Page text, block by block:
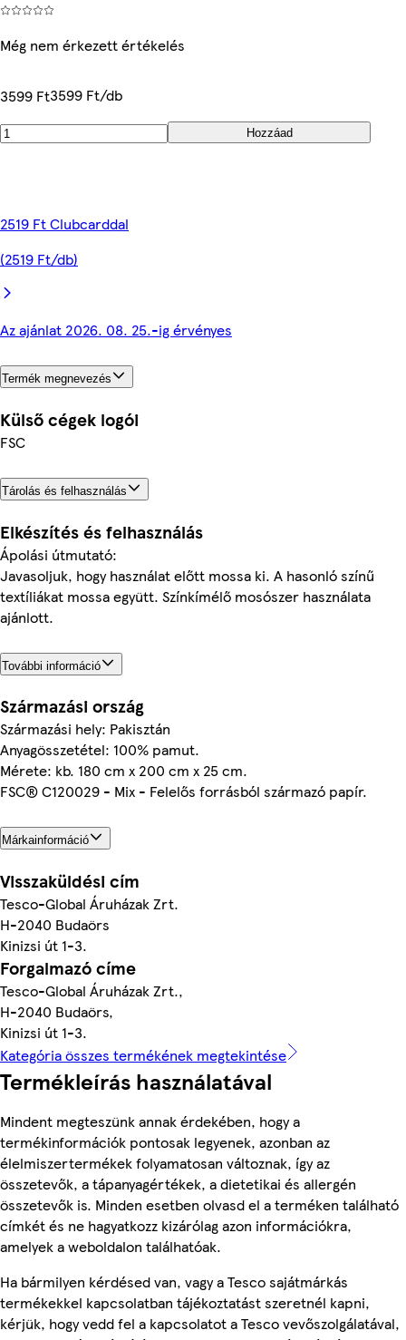
Még nem érkezett értékelés
3599 Ft3599 Ft/db
Hozzáad
2519 Ft Clubcarddal
(2519 Ft/db)
Az ajánlat 2026. 08. 25.-ig érvényes
Termék megnevezés
Külső cégek logói
FSC
Tárolás és felhasználás
Elkészítés és felhasználás
Ápolási útmutató:
Javasoljuk, hogy használat előtt mossa ki. A hasonló színű
textíliákat mossa együtt. Színkímélő mosószer használata
ajánlott.
További információ
Származási ország
Származási hely: Pakisztán
Anyagösszetétel: 100% pamut.
Mérete: kb. 180 cm x 200 cm x 25 cm.
FSC® C120029 - Mix - Felelős forrásból származó papír.
Márkainformáció
Visszaküldési cím
Tesco-Global Áruházak Zrt.
H-2040 Budaörs
Kinizsi út 1-3.
Forgalmazó címe
Tesco-Global Áruházak Zrt.,
H-2040 Budaörs,
Kinizsi út 1-3.
Kategória összes termékének megtekintése
Termékleírás használatával
Mindent megteszünk annak érdekében, hogy a
termékinformációk pontosak legyenek, azonban az
élelmiszertermékek folyamatosan változnak, így az
összetevők, a tápanyagértékek, a dietetikai és allergén
összetevők is. Minden esetben olvasd el a terméken található
címkét és ne hagyatkozz kizárólag azon információkra,
amelyek a weboldalon találhatóak.
Ha bármilyen kérdésed van, vagy a Tesco sajátmárkás
termékekkel kapcsolatban tájékoztatást szeretnél kapni,
kérjük, hogy vedd fel a kapcsolatot a Tesco vevőszolgálatával,